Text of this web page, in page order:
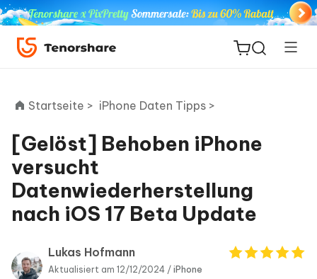
ReiBoot
for iOS
PDNob
Editor
Neu
Startseite > iPhone Daten Tipps >
[Gelöst] Behoben iPhone
versucht
Datenwiederherstellung
nach iOS 17 Beta Update
Lukas Hofmann
Aktualisiert am 12/12/2024 / iPhone